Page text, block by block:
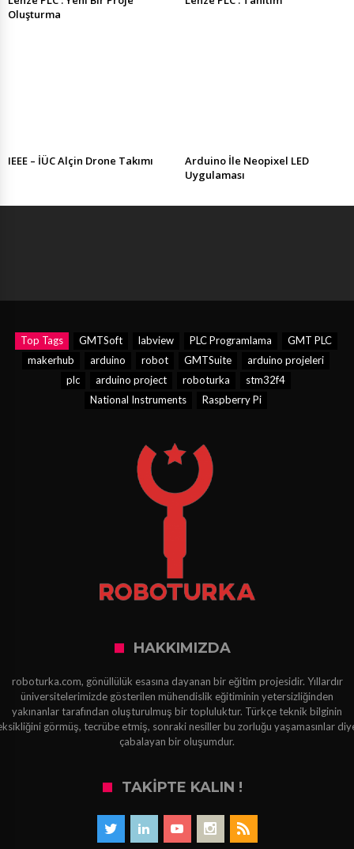
Oluşturma
IEEE – İÜC Alçin Drone Takımı
Arduino İle Neopixel LED
Uygulaması
Top Tags GMTSoft labview PLC Programlama
GMT PLC
makerhub
arduino robot GMTSuite
arduino projeleri
plc
arduino project roboturka
stm32f4
National Instruments
Raspberry Pi
HAKKIMIZDA
roboturka.com, gönüllülük esasına dayanan bir eğitim projesidir. Yıllardır
üniversitelerimizde gösterilen mühendislik eğitiminin yetersizliğinden
yakınanlar tarafından oluşturulmuş bir topluluktur. Türkçe teknik bilginin
görmüş, tecrübe etmiş, sonraki nesiller bu zorluğu yaşamasınlar
çabalayan bir oluşumdur.
TAKIPTE KALIN !